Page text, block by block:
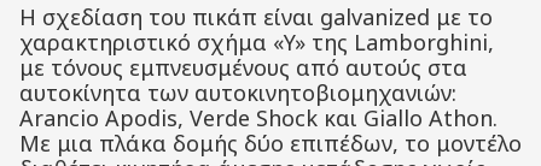
Η σχεδίαση του πικάπ είναι galvanized με το
χαρακτηριστικό σχήμα «Y» της Lamborghini,
με τόνους εμπνευσμένους από αυτούς στα
αυτοκίνητα των αυτοκινητοβιομηχανιών:
Arancio Apodis, Verde Shock και Giallo Athon.
Με μια πλάκα δομής δύο επιπέδων, το μοντέλο